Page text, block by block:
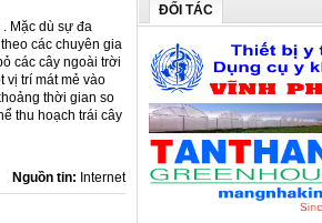
Mặc dù sự đa
các chuyên gia
các cây ngoài trời
vị trí mát mẻ vào
thời gian so
thu hoạch trái cây
Nguồn tin: Internet
ĐỐI TÁC